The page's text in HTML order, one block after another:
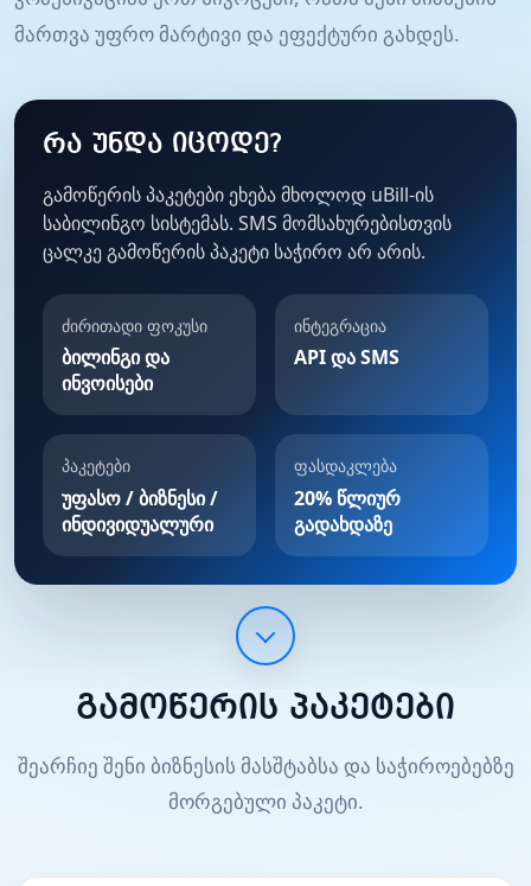
მართვა უფრო მარტივი და ეფექტური გახდეს.
რა უნდა იცოდე?
გამოწერის პაკეტები ეხება მხოლოდ uBill-ის
საბილინგო სისტემას. SMS მომსახურებისთვის
ცალკე გამოწერის პაკეტი საჭირო არ არის.
ძირითადი ფოკუსი
ბილინგი და
ინვოისები
ინტეგრაცია
API და SMS
პაკეტები
უფასო / ბიზნესი /
ინდივიდუალური
ფასდაკლება
20% წლიურ
გადახდაზე
გამოწერის პაკეტები
შეარჩიე შენი ბიზნესის მასშტაბსა და საჭიროებებზე
მორგებული პაკეტი.